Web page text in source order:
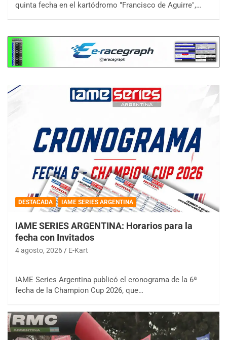
quinta fecha en el kartódromo "Francisco de Aguirre",…
DESTACADA IAME SERIES ARGENTINA
IAME SERIES ARGENTINA: Horarios para la
fecha con Invitados
4 agosto, 2026 E-Kart
IAME Series Argentina publicó el cronograma de la 6ª
fecha de la Champion Cup 2026, que…